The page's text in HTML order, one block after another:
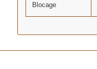
Blocage